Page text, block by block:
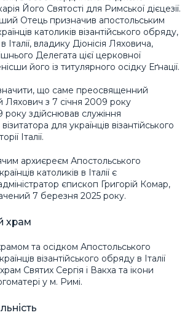
Його Святості для Римської дієцезії.
Отець призначив апостольським
католиків візантійського обряду,
Італії, владику Діонісія Ляховича,
Делегата цієї церковної
його із титулярного осідку Еґнації.
що саме преосвященний
Ляхович з 7 січня 2009 року
року здійснював служіння
для українців візантійського
Італії.
архиєреєм Апостольського
католиків в Італії є
єпископ Григорій Комар,
7 березня 2025 року.
храм
та осідком Апостольського
візантійського обряду в Італії
Святих Сергія і Вакха та ікони
у м. Римі.